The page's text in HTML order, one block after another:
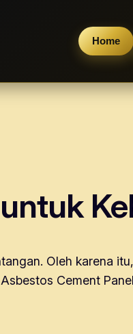
Home
Oleh karena itu,
Cement